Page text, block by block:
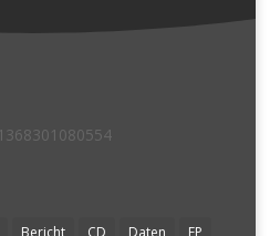
Bericht CD Daten EP